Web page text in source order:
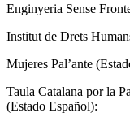
Enginyeria Sense
Institut de Drets
Mujeres Pal’ante
Taula Catalana por la
(Estado Español):